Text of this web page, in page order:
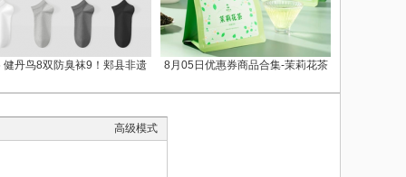
健丹鸟8双防臭袜9！郏县非遗 8月05日优惠券商品合集-茉莉花茶
高级模式